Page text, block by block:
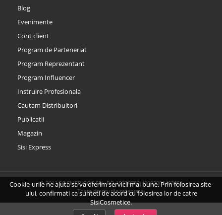
Cookie-urile ne ajuta sa va oferim servicii mai bune. Prin folosirea site-
ului, confirmati ca sunteti de acord cu folosirea lor de catre
SisiCosmetice.
Blog
Evenimente
Cont client
Program de Parteneriat
Program Reprezentant
Program Influencer
Instruire Profesionala
Cautam Distribuitori
Publicatii
Magazin
Sisi Express
© 2011 SC EMERIGOS SRL RO 15339782, J2003000403051
Toate drepturile rezervate.